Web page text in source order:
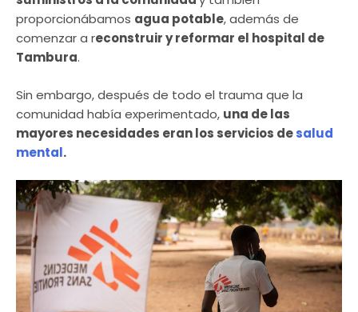
proporcionábamos agua potable, además de
comenzar a reconstruir y reformar el hospital de
Tambura.
Sin embargo, después de todo el trauma que la
comunidad había experimentado, una de las
mayores necesidades eran los servicios desalud
mental.